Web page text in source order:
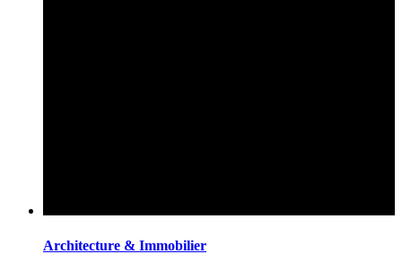
Architecture & Immobilier